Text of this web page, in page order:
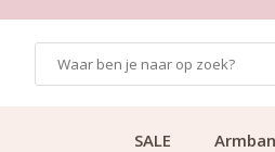
SALE